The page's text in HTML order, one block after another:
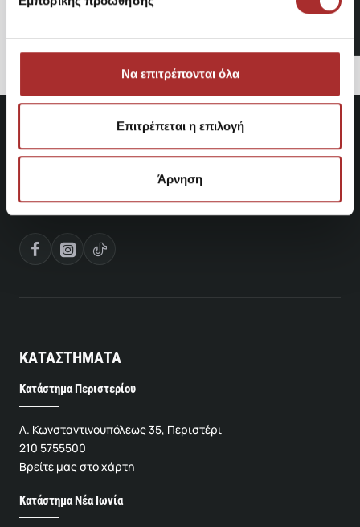
Να επιτρέπονται όλα
Επιτρέπεται η επιλογή
Άρνηση
ΚΑΤΑΣΤΗΜΑΤΑ
Κατάστημα Περιστερίου
Λ. Κωνσταντινουπόλεως 35, Περιστέρι
210 5755500
Βρείτε μας στο χάρτη
Κατάστημα Νέα Ιωνία